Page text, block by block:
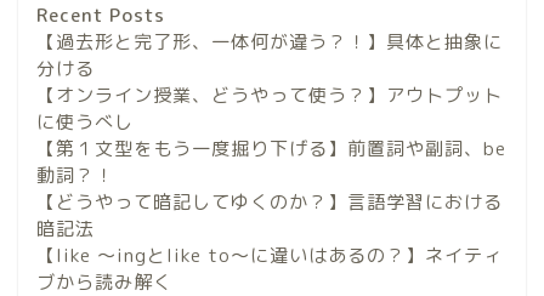
Recent Posts
【過去形と完了形、一体何が違う？！】具体と抽象に
分ける
【オンライン授業、どうやって使う？】アウトプット
に使うべし
【第１文型をもう一度掘り下げる】前置詞や副詞、be
動詞？！
【どうやって暗記してゆくのか？】言語学習における
暗記法
【like 〜ingとlike to〜に違いはあるの？】ネイティ
ブから読み解く